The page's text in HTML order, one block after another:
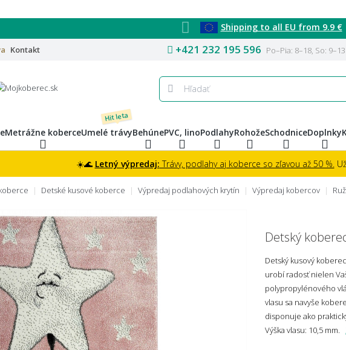
Shipping to all EU from 9.9 €
Kontakt +421 232 195 596 Po–Pia: 8–18, So: 9–13
Metrážne koberce
Hit leta
Umelé trávyBehúnePVC, linoPodlahyRohožeSchodniceDoplnky
☀️🌊 Letný výpredaj: Trávy, podlahy aj koberce so zľavou až 50 %.
Detské kusové koberce Výpredaj podlahových krytín Výpredaj kobercov
Detský
Detský kusový
urobí radosť nielen
polypropylénového
vlasu sa navyše
disponuje ako
Výška vlasu: 10,5 mm.